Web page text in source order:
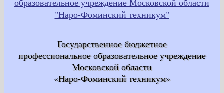
Государственное бюджетное
профессиональное образовательное учреждение
Московской области
«Наро-Фоминский техникум»